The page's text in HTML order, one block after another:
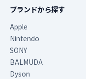
ブランドから探す
Apple
Nintendo
SONY
BALMUDA
Dyson